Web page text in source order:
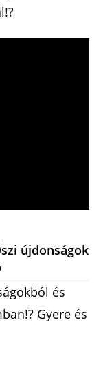
újdonságok
és
Gyere és